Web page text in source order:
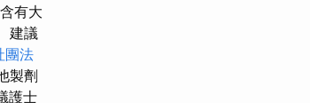
有大
建議
團法
製劑
護士